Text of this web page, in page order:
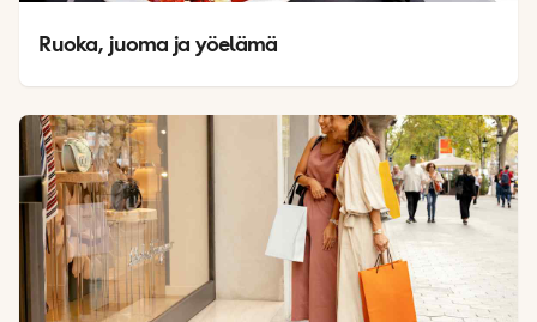
Ruoka, juoma ja yöelämä